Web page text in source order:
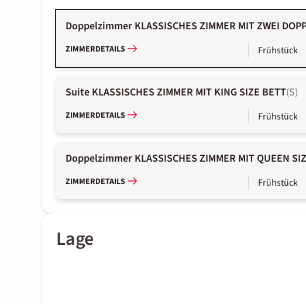
Doppelzimmer KLASSISCHES ZIMMER MIT ZWEI
ZIMMERDETAILS Frühstück
Suite KLASSISCHES ZIMMER MIT KING SIZE BETT(S)
ZIMMERDETAILS Frühstück
Doppelzimmer KLASSISCHES ZIMMER MIT QUEEN
ZIMMERDETAILS Frühstück
Lage